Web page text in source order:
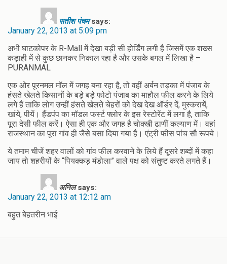
सतीश पंचम says:
January 22, 2013 at 5:09 pm
अभी घाटकोपर के R-Mall में देखा बड़ी सी होर्डिंग लगी है जिसमें एक शख्स
कड़ाही में से कुछ छानकर निकाल रहा है और उसके बगल में लिखा है –
PURANMAL
एक ओर पूरनमल मॉल में जगह बना रहा है, तो वहीं अर्बन तड़का में पंजाब के
हंसते खेलते किसानों के बड़े बड़े फोटो पंजाब का माहौल फील करने के लिये
लगे हैं ताकि लोग उन्हीं हंसते खेलते चेहरों को देख देख ऑर्डर दें, मुस्करायें,
खांये, पीयें। हैंडपंप का मॉडल फर्स्ट फ्लोर के इस रेस्टोरेंट में लगा है, ताकि
पूरा देसी फील करें। ऐसा ही एक और जगह है चोक्खी ढाणीं कल्याण में। वहां
राजस्थान का पूरा गांव ही जैसे बसा दिया गया है। एंट्री फीस पांच सौ रूपये।
ये तमाम चीजें शहर वालों को गांव फील करवाने के लिये हैं दूसरे शब्दों में कहा
जाय तो शहरीयों के “पियक्कड़ मंडोला” वाले पक्ष को संतुष्ट करते लगते हैं।
अनिल says:
January 22, 2013 at 12:12 am
बहुत बेहतरीन भाई